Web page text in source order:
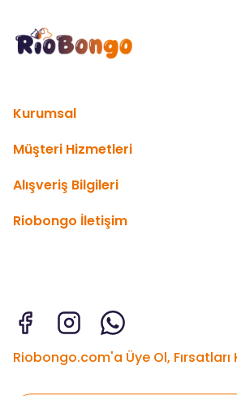
Kurumsal
Müşteri Hizmetleri
Alışveriş Bilgileri
Riobongo İletişim
Riobongo.com'a Üye Ol, Fırsatları